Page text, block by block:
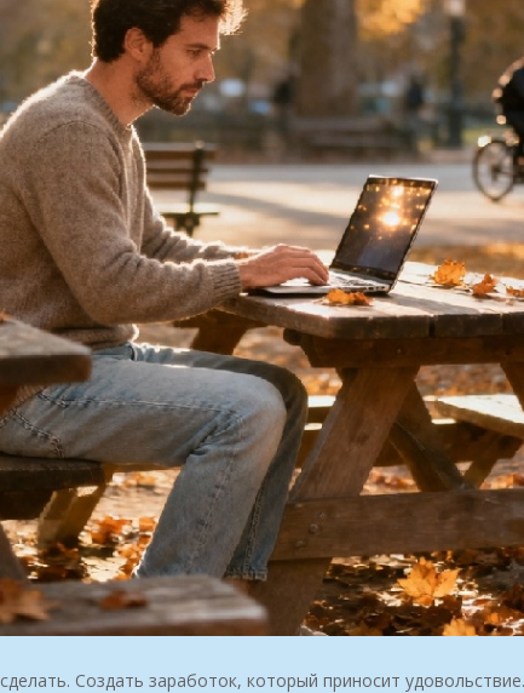
Создать заработок, который приносит удовольствие.